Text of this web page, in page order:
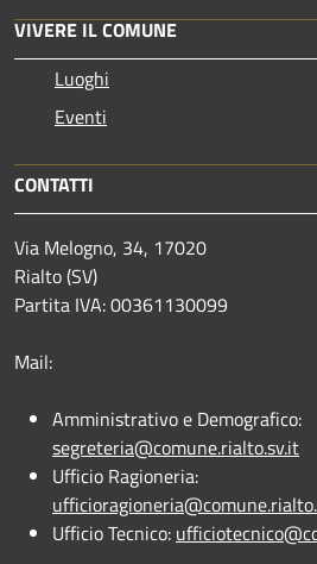
VIVERE IL COMUNE
Luoghi
Eventi
CONTATTI
Via Melogno, 34, 17020
Rialto (SV)
Partita IVA: 00361130099
Mail:
Amministrativo e Demografico:
segreteria@comune.rialto.sv.it
Ufficio Ragioneria:
Ufficio Tecnico: